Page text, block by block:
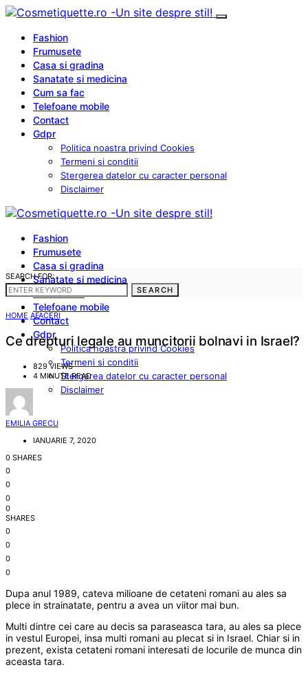
Fashion
Frumusete
Casa si gradina
Sanatate si medicina
Cum sa fac
Telefoane mobile
Contact
Gdpr
Politica noastra privind Cookies
Termeni si conditii
Stergerea datelor cu caracter personal
Disclaimer
Fashion
Frumusete
Casa si gradina
Sanatate si medicina
Cum sa fac
Telefoane mobile
Contact
Gdpr
Politica noastra privind Cookies
Termeni si conditii
Stergerea datelor cu caracter personal
Disclaimer
SEARCH FOR:
SEARCH
HOME AFACERI
Ce drepturi legale au muncitorii bolnavi in Israel?
829 VIEWS
4 MINUTE READ
EMILIA GRECU
IANUARIE 7, 2020
0 SHARES
0
0
0
0
SHARES
0
0
0
0
Dupa anul 1989, cateva milioane de cetateni romani au ales sa
plece in strainatate, pentru a avea un viitor mai bun.
Multi dintre cei care au decis sa paraseasca tara, au ales sa plece
in vestul Europei, insa multi romani au plecat si in Israel. Chiar si in
prezent, exista cetateni romani interesati de locurile de munca din
aceasta tara.